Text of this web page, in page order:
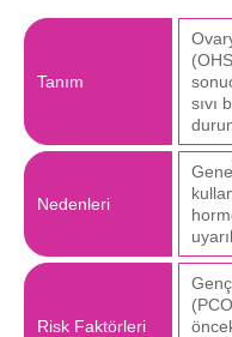
Tanım
sıvı
Nedenleri
Risk Faktörleri